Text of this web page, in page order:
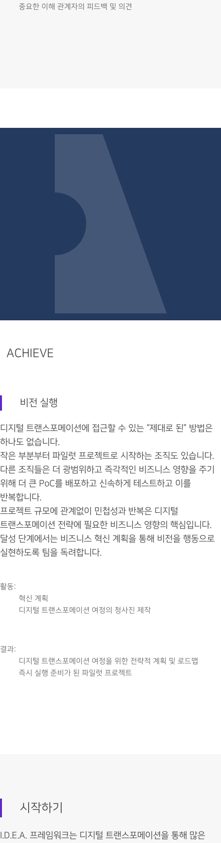
중요한 이해 관계자의 피드백 및 의견
ACHIEVE
비전 실행
디지털 트랜스포메이션에 접근할 수 있는 “제대로 된” 방법은
하나도 없습니다.
작은 부분부터 파일럿 프로젝트로 시작하는 조직도 있습니다.
다른 조직들은 더 광범위하고 즉각적인 비즈니스 영향을 주기
위해 더 큰 PoC를 배포하고 신속하게 테스트하고 이를
반복합니다.
프로젝트 규모에 관계없이 민첩성과 반복은 디지털
트랜스포메이션 전략에 필요한 비즈니스 영향의 핵심입니다.
달성 단계에서는 비즈니스 혁신 계획을 통해 비전을 행동으로
실현하도록 팀을 독려합니다.
활동:
혁신 계획
디지털 트랜스포메이션 여정의 청사진 제작
결과:
디지털 트랜스포메이션 여정을 위한 전략적 계획 및 로드맵
즉시 실행 준비가 된 파일럿 프로젝트
시작하기
I.D.E.A. 프레임워크는 디지털 트랜스포메이션을 통해 많은